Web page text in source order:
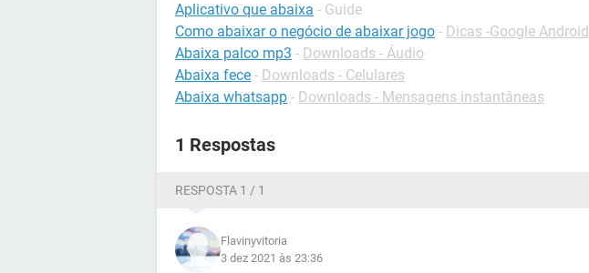
Aplicativo que abaixa - Guide
Como abaixar o negócio de abaixar jogo - Dicas -Google Android
Abaixa palco mp3 - Downloads - Áudio
Abaixa fece - Downloads - Celulares
Abaixa whatsapp - Downloads - Mensagens instantâneas
1 Respostas
RESPOSTA 1 / 1
Flavinyvitoria
3 dez 2021 às 23:36